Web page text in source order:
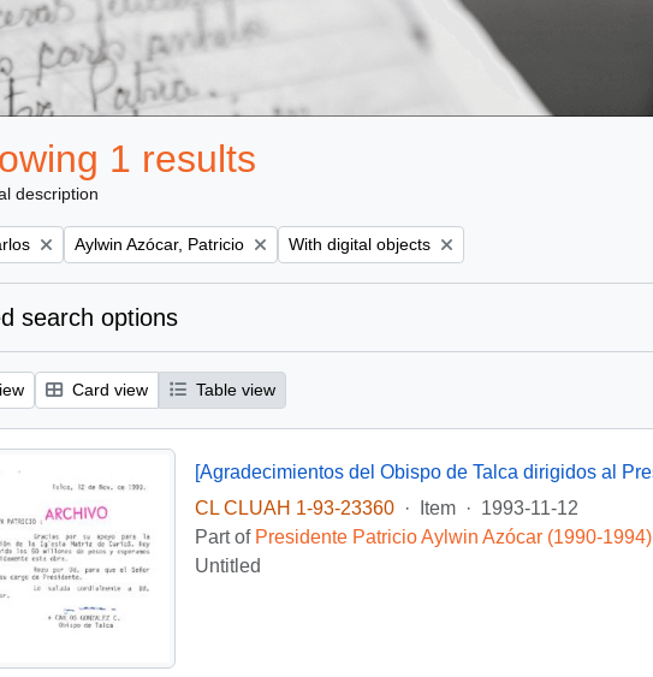
1 results
description
Remove filter:
Aylwin Azócar, Patricio Remove filter:
With digital objects
search options
Card view Table view
CL CLUAH 1-93-23360
· Item · 1993-11-12
Part of Presidente Patricio Aylwin Azócar (1990-1994)
Untitled